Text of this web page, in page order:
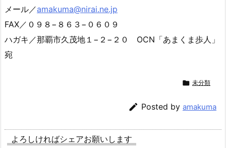
メール／amakuma@nirai.ne.jp
FAX／０９８−８６３−０６０９
ハガキ／那覇市久茂地１−２−２０ OCN「あまくま歩人」
宛
 未分類
 Posted by amakuma
よろしければシェアお願いします